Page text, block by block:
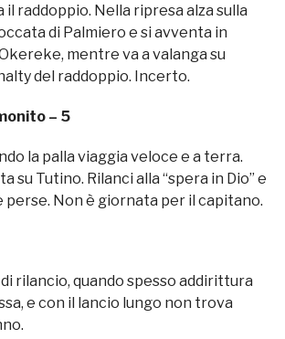
raddoppio. Nella ripresa alza sulla
di Palmiero e si avventa in
mentre va a valanga su
del raddoppio. Incerto.
– 5
la palla viaggia veloce e a terra.
su Tutino. Rilanci alla “spera in Dio” e
perse. Non è giornata per il capitano.
rilancio, quando spesso addirittura
e con il lancio lungo non trova